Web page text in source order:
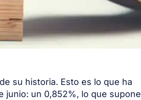
su historia. Esto es lo que ha
junio: un 0,852%, lo que supone